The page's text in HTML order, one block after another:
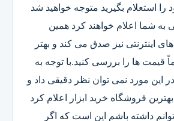
استعلام بگیرید متوجه خواهید شد
به شما اعلام خواهند کرد همین
اینترنتی نیز صدق می کند و بهتر
قیمت ها را بررسی کنید.با توجه به
این مورد نمی توان نظر دقیقی داد و
فروشگاه خرید ابزار اعلام کرد
داشته باشم این است که اگر